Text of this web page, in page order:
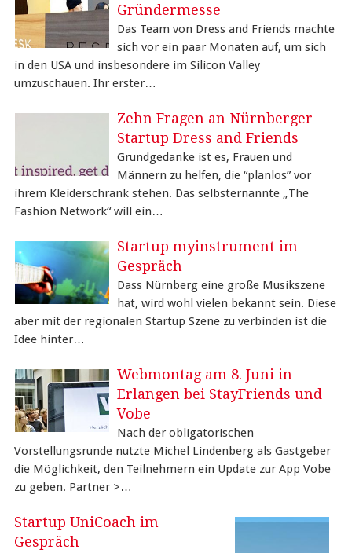
Gründermesse
Das Team von Dress and Friends machte
sich vor ein paar Monaten auf, um sich
in den USA und insbesondere im Silicon Valley
umzuschauen. Ihr erster…
Zehn Fragen an Nürnberger
Startup Dress and Friends
Grundgedanke ist es, Frauen und
Männern zu helfen, die “planlos” vor
ihrem Kleiderschrank stehen. Das selbsternannte „The
Fashion Network“ will ein…
Startup myinstrument im
Gespräch
Dass Nürnberg eine große Musikszene
hat, wird wohl vielen bekannt sein. Diese
aber mit der regionalen Startup Szene zu verbinden ist die
Idee hinter…
Webmontag am 8. Juni in
Erlangen bei StayFriends und
Vobe
Nach der obligatorischen
Vorstellungsrunde nutzte Michel Lindenberg als Gastgeber
die Möglichkeit, den Teilnehmern ein Update zur App Vobe
zu geben. Partner >…
Startup UniCoach im
Gespräch